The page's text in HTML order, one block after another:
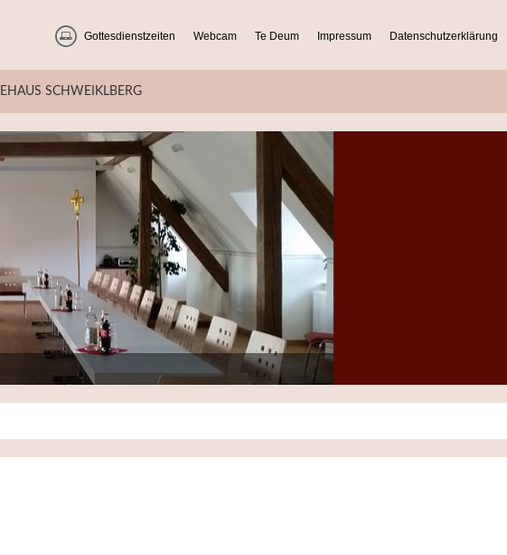
Gottesdienstzeiten Webcam Te Deum Impressum Datenschutzerklärung
SCHWEIKLBERG